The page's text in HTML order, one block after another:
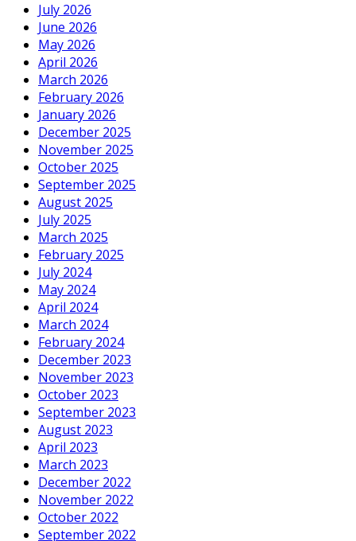
July 2026
June 2026
May 2026
April 2026
March 2026
February 2026
January 2026
December 2025
November 2025
October 2025
September 2025
August 2025
July 2025
March 2025
February 2025
July 2024
May 2024
April 2024
March 2024
February 2024
December 2023
November 2023
October 2023
September 2023
August 2023
April 2023
March 2023
December 2022
November 2022
October 2022
September 2022